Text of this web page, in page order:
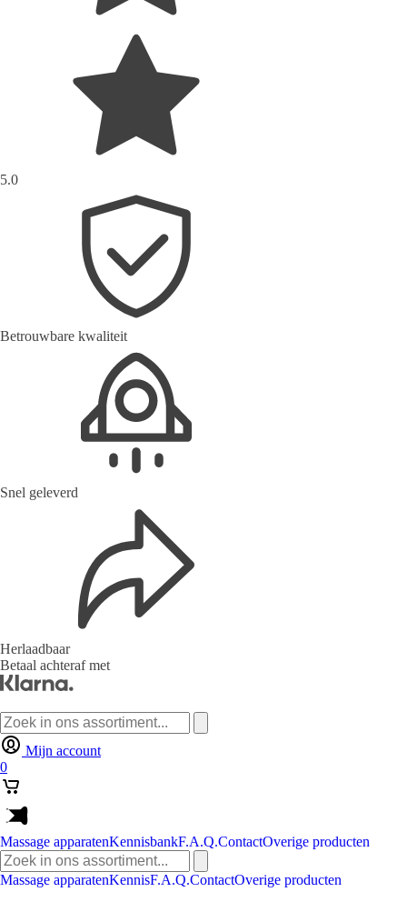
5.0
Betrouwbare kwaliteit
Snel geleverd
Herlaadbaar
Betaal achteraf met
Zoeken
naar:
Mijn account
0
Massage apparatenKennisbankF.A.Q.ContactOverige producten
Zoeken
naar:
Massage apparatenKennisF.A.Q.ContactOverige producten